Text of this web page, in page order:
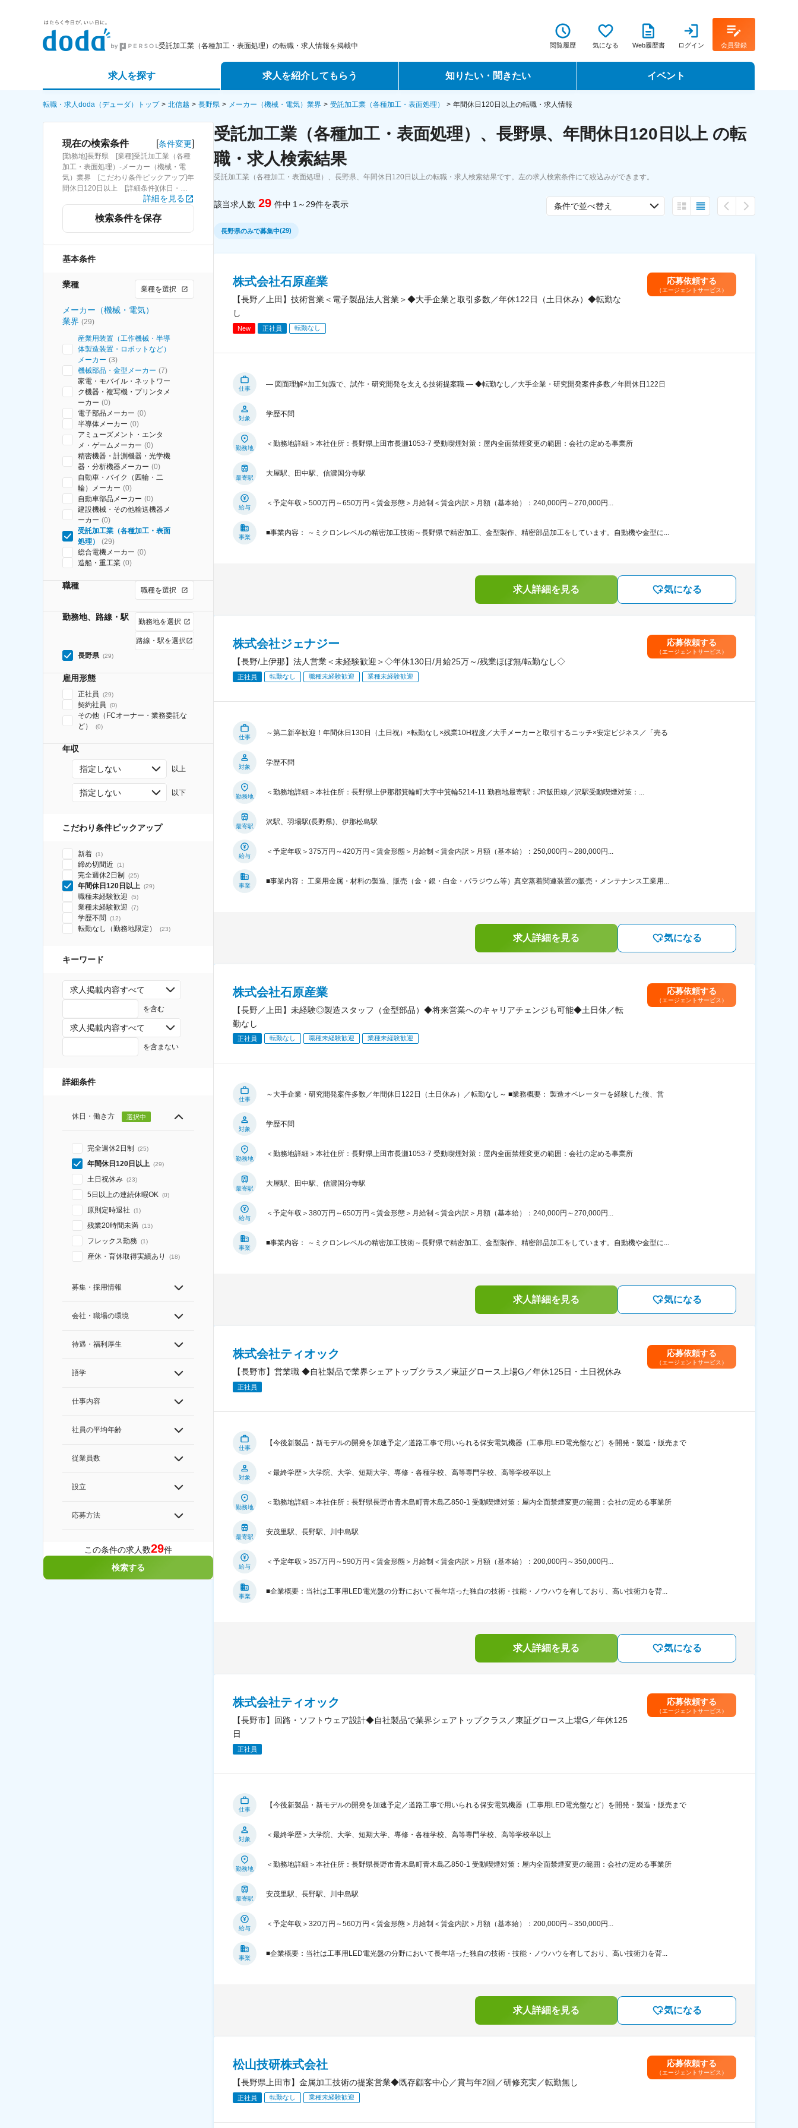
受託加工業（各種加工・表面処理）の転職・求人情報を掲載中 閲覧履歴 気になる Web履歴書 ログイン 会員登録
求人を探す
詳細条件から探す
求人特集から探す
求人を紹介してもらう
エージェントサービス
スカウトサービス
パートナーエージェントサービス
知りたい・聞きたい
転職ノウハウ
データで見る転職
イベント
転職フェア
転職・求人doda（デューダ）トップ 北信越 長野県 メーカー（機械・電気）業界 受託加工業（各種加工・表面処理） 年間休日120日以上の転職・求人情報
現在の検索条件 [条件変更]
[勤務地]長野県 [業種]受託加工業（各種
加工・表面処理）-メーカー（機械・電
気）業界 [こだわり条件ピックアップ]年
間休日120日以上 [詳細条件](休日・働
詳細を見る
検索条件を保存
基本条件
業種 業種を選択
メーカー（機械・電気）
業界 (29)
産業用装置（工作機械・半導
体製造装置・ロボットなど）
メーカー (3)
機械部品・金型メーカー (7)
家電・モバイル・ネットワー
ク機器・複写機・プリンタメ
ーカー (0)
電子部品メーカー (0)
半導体メーカー (0)
アミューズメント・エンタ
メ・ゲームメーカー (0)
精密機器・計測機器・光学機
器・分析機器メーカー (0)
自動車・バイク（四輪・二
輪）メーカー (0)
自動車部品メーカー (0)
建設機械・その他輸送機器メ
ーカー (0)
受託加工業（各種加工・表面
処理）
(29)
総合電機メーカー (0)
造船・重工業 (0)
職種 職種を選択
勤務地、路線・駅 勤務地を選択
路線・駅を選択
長野県 (29)
雇用形態
正社員 (29)
契約社員 (0)
その他（FCオーナー・業務委託な
ど）
(0)
年収
指定しない 以上
指定しない 以下
こだわり条件ピックアップ
新着 (1)
締め切間近 (1)
完全週休2日制 (25)
年間休日120日以上 (29)
職種未経験歓迎 (5)
業種未経験歓迎 (7)
学歴不問 (12)
転勤なし（勤務地限定） (23)
キーワード
求人掲載内容すべて
を含む
求人掲載内容すべて
を含まない
詳細条件
休日・働き方 選択中
完全週休2日制 (25)
年間休日120日以上 (29)
土日祝休み (23)
5日以上の連続休暇OK (0)
原則定時退社 (1)
残業20時間未満 (13)
フレックス勤務 (1)
産休・育休取得実績あり (18)
募集・採用情報
会社・職場の環境
待遇・福利厚生
語学
仕事内容
社員の平均年齢
従業員数
設立
応募方法
この条件の求人数29件
検索する
受託加工業（各種加工・表面処理）、長野県、年間休日120日以上 の転
職・求人検索結果
受託加工業（各種加工・表面処理）、長野県、年間休日120日以上の転職・求人検索結果です。左の求人検索条件にて絞込みができます。
該当求人数 29 件中 1～29件を表示 条件で並べ替え
長野県のみで募集中(29)
株式会社石原産業
【長野／上田】技術営業＜電子製品法人営業＞◆大手企業と取引多数／年休122日（土日休み）◆転勤な
し
New 正社員 転勤なし
応募依頼する
（エージェントサービス）
仕事
― 図面理解×加工知識で、試作・研究開発を支える技術提案職 ― ◆転勤なし／大手企業・研究開発案件多数／年間休日122日
対象
学歴不問
勤務地
＜勤務地詳細＞本社住所：長野県上田市長瀬1053-7 受動喫煙対策：屋内全面禁煙変更の範囲：会社の定める事業所
最寄駅
大屋駅、田中駅、信濃国分寺駅
給与
＜予定年収＞500万円～650万円＜賃金形態＞月給制＜賃金内訳＞月額（基本給）：240,000円～270,000円...
事業
■事業内容： ～ミクロンレベルの精密加工技術～長野県で精密加工、金型製作、精密部品加工をしています。自動機や金型に...
求人詳細を見る 気になる
株式会社ジェナジー
【長野/上伊那】法人営業＜未経験歓迎＞◇年休130日/月給25万～/残業ほぼ無/転勤なし◇
正社員 転勤なし 職種未経験歓迎 業種未経験歓迎
応募依頼する
（エージェントサービス）
仕事
～第二新卒歓迎！年間休日130日（土日祝）×転勤なし×残業10H程度／大手メーカーと取引するニッチ×安定ビジネス／「売る
対象
学歴不問
勤務地
＜勤務地詳細＞本社住所：長野県上伊那郡箕輪町大字中箕輪5214-11 勤務地最寄駅：JR飯田線／沢駅受動喫煙対策：...
最寄駅
沢駅、羽場駅(長野県)、伊那松島駅
給与
＜予定年収＞375万円～420万円＜賃金形態＞月給制＜賃金内訳＞月額（基本給）：250,000円～280,000円...
事業
■事業内容： 工業用金属・材料の製造、販売（金・銀・白金・パラジウム等）真空蒸着関連装置の販売・メンテナンス工業用...
求人詳細を見る 気になる
株式会社石原産業
【長野／上田】未経験◎製造スタッフ（金型部品）◆将来営業へのキャリアチェンジも可能◆土日休／転
勤なし
正社員 転勤なし 職種未経験歓迎 業種未経験歓迎
応募依頼する
（エージェントサービス）
仕事
～大手企業・研究開発案件多数／年間休日122日（土日休み）／転勤なし～ ■業務概要： 製造オペレーターを経験した後、営
対象
学歴不問
勤務地
＜勤務地詳細＞本社住所：長野県上田市長瀬1053-7 受動喫煙対策：屋内全面禁煙変更の範囲：会社の定める事業所
最寄駅
大屋駅、田中駅、信濃国分寺駅
給与
＜予定年収＞380万円～650万円＜賃金形態＞月給制＜賃金内訳＞月額（基本給）：240,000円～270,000円...
事業
■事業内容： ～ミクロンレベルの精密加工技術～長野県で精密加工、金型製作、精密部品加工をしています。自動機や金型に...
求人詳細を見る 気になる
株式会社ティオック
【長野市】営業職 ◆自社製品で業界シェアトップクラス／東証グロース上場G／年休125日・土日祝休み
正社員
応募依頼する
（エージェントサービス）
仕事
【今後新製品・新モデルの開発を加速予定／道路工事で用いられる保安電気機器（工事用LED電光盤など）を開発・製造・販売まで
対象
＜最終学歴＞大学院、大学、短期大学、専修・各種学校、高等専門学校、高等学校卒以上
勤務地
＜勤務地詳細＞本社住所：長野県長野市青木島町青木島乙850-1 受動喫煙対策：屋内全面禁煙変更の範囲：会社の定める事業所
最寄駅
安茂里駅、長野駅、川中島駅
給与
＜予定年収＞357万円～590万円＜賃金形態＞月給制＜賃金内訳＞月額（基本給）：200,000円～350,000円...
事業
■企業概要：当社は工事用LED電光盤の分野において長年培った独自の技術・技能・ノウハウを有しており、高い技術力を背...
求人詳細を見る 気になる
株式会社ティオック
【長野市】回路・ソフトウェア設計◆自社製品で業界シェアトップクラス／東証グロース上場G／年休125
日
正社員
応募依頼する
（エージェントサービス）
仕事
【今後新製品・新モデルの開発を加速予定／道路工事で用いられる保安電気機器（工事用LED電光盤など）を開発・製造・販売まで
対象
＜最終学歴＞大学院、大学、短期大学、専修・各種学校、高等専門学校、高等学校卒以上
勤務地
＜勤務地詳細＞本社住所：長野県長野市青木島町青木島乙850-1 受動喫煙対策：屋内全面禁煙変更の範囲：会社の定める事業所
最寄駅
安茂里駅、長野駅、川中島駅
給与
＜予定年収＞320万円～560万円＜賃金形態＞月給制＜賃金内訳＞月額（基本給）：200,000円～350,000円...
事業
■企業概要：当社は工事用LED電光盤の分野において長年培った独自の技術・技能・ノウハウを有しており、高い技術力を背...
求人詳細を見る 気になる
松山技研株式会社
【長野県上田市】金属加工技術の提案営業◆既存顧客中心／賞与年2回／研修充実／転勤無し
正社員 転勤なし 業種未経験歓迎
応募依頼する
（エージェントサービス）